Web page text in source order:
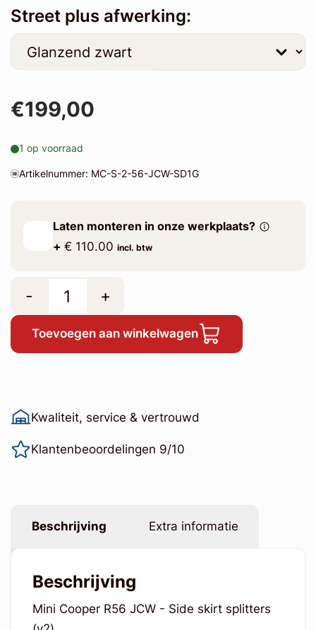
Street plus afwerking:
€199,00
1 op voorraad
Artikelnummer: MC-S-2-56-JCW-SD1G
Laten monteren in onze werkplaats?
+ € 110.00 incl. btw
- +
Toevoegen aan winkelwagen
Kwaliteit, service & vertrouwd
Klantenbeoordelingen 9/10
Beschrijving Extra informatie
Beschrijving
Mini Cooper R56 JCW - Side skirt splitters